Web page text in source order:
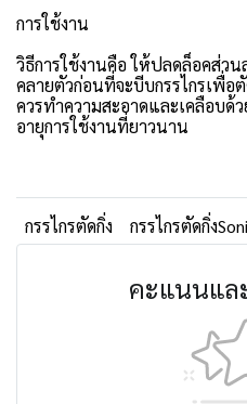
การใช้งาน
วิธีการใช้งานคือ ให้ปลดล็อคส่วน
คลายตัวก่อนที่จะบีบกรรไกรเพื่อ
ควรทำความสะอาดและเคลือบด้
อายุการใช้งานที่ยาวนาน
กรรไกรตัดกิ่ง กรรไกรตัดกิ่ง
คะแนนแล